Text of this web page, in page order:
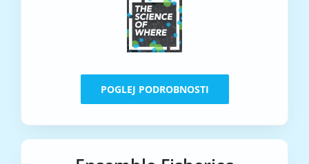
POGLEJ PODROBNOSTI